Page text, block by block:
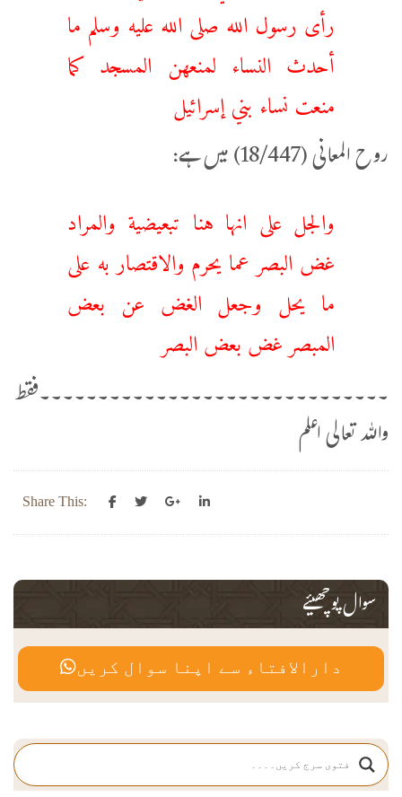
رأى رسول الله صلى الله عليه وسلم ما
أحدث النساء لمنعهن المسجد كما
منعت نساء بني إسرائيل
روح المعانی (18/447) میں ہے:
والجل على انها هنا تبعيضية والمراد
غض البصر عما يحرم والاقتصار به على
ما يحل وجعل الغض عن بعض
المبصر غض بعض البصر
۔۔۔۔۔۔۔۔۔۔۔۔۔۔۔۔۔۔۔۔۔۔۔۔۔۔۔۔۔۔فقط
واللہ تعالی اعلم
Share This:
سوال پوچھیئے
دارالافتاء سے اپنا سوال کریں